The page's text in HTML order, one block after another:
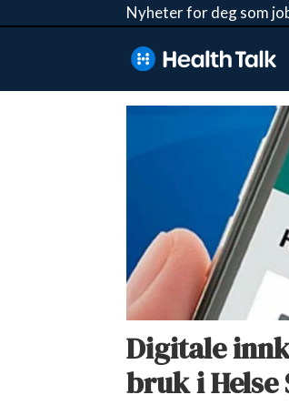
Nyheter for deg som
Digitale
bruk i